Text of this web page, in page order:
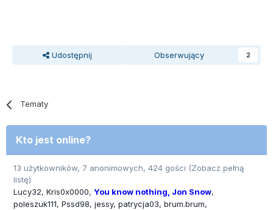
Udostępnij Obserwujący 2
Tematy
Kto jest online?
13 użytkowników, 7 anonimowych, 424 gości (Zobacz pełną
listę)
Lucy32 Kris0x0000 You know nothing, Jon Snow
poleszuk111 Pssd98 jessy patrycja03 brum.brum